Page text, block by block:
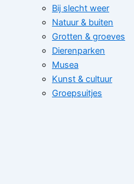
Bij slecht weer
Natuur & buiten
Grotten & groeves
Dierenparken
Musea
Kunst & cultuur
Groepsuitjes